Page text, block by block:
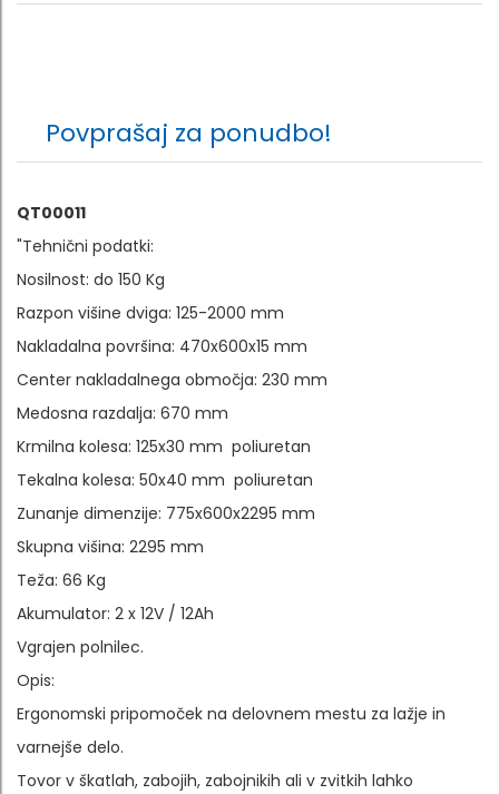
Povprašaj za ponudbo!
QT00011
"Tehnični podatki:
Nosilnost: do 150 Kg
Razpon višine dviga: 125-2000 mm
Nakladalna površina: 470x600x15 mm
Center nakladalnega območja: 230 mm
Medosna razdalja: 670 mm
Krmilna kolesa: 125x30 mm poliuretan
Tekalna kolesa: 50x40 mm poliuretan
Zunanje dimenzije: 775x600x2295 mm
Skupna višina: 2295 mm
Teža: 66 Kg
Akumulator: 2 x 12V / 12Ah
Vgrajen polnilec.
Opis:
Ergonomski pripomoček na delovnem mestu za lažje in
varnejše delo.
Tovor v škatlah, zabojih, zabojnikih ali v zvitkih lahko